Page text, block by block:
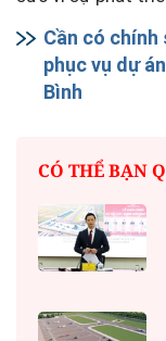
Cần có
phục vụ dự
Bình
CÓ THỂ BẠN